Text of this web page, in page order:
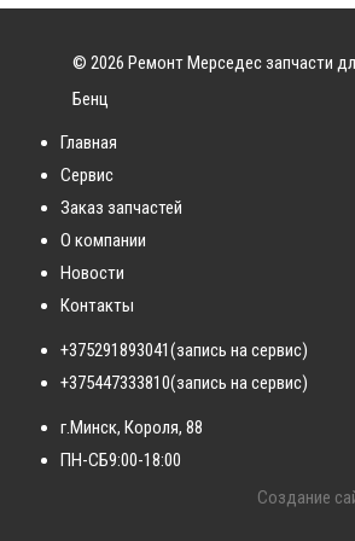
© 2026 Ремонт Мерседес запчасти
Бенц
Главная
Сервис
Заказ запчастей
О компании
Новости
Контакты
+375291893041(запись на сервис)
+375447333810(запись на сервис)
г.Минск, Короля, 88
ПН-СБ9:00-18:00
Создание